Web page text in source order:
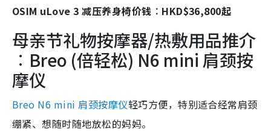
OSIM uLove 3 减压养身椅价钱︰HKD$36,800起
母亲节礼物按摩器/热敷用品推介
︰Breo (倍轻松) N6 mini 肩颈按
摩仪
Breo N6 mini 肩颈按摩仪轻巧方便，特别适合经常肩颈
绷紧、想随时随地放松的妈妈。